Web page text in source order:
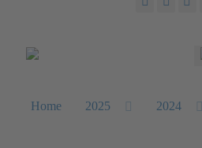
Sprache auswählen
Home 2025 2024